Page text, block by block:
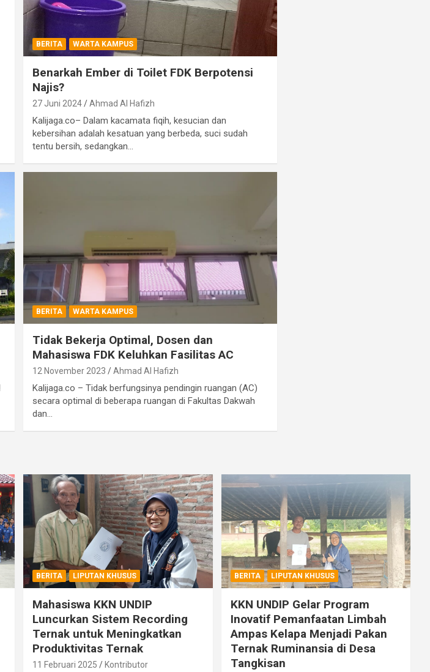
BERITA WARTA KAMPUS
Benarkah Ember di Toilet FDK Berpotensi
Najis?
27 Juni 2024 Ahmad Al Hafizh
Kalijaga.co– Dalam kacamata fiqih, kesucian dan
kebersihan adalah kesatuan yang berbeda, suci sudah
tentu bersih, sedangkan…
BERITA WARTA KAMPUS
Tidak Bekerja Optimal, Dosen dan
Mahasiswa FDK Keluhkan Fasilitas AC
12 November 2023 Ahmad Al Hafizh
Kalijaga.co – Tidak berfungsinya pendingin ruangan (AC)
secara optimal di beberapa ruangan di Fakultas Dakwah
dan…
BERITA LIPUTAN KHUSUS
Mahasiswa KKN UNDIP
Luncurkan Sistem Recording
Ternak untuk Meningkatkan
Produktivitas Ternak
11 Februari 2025 Kontributor
BERITA LIPUTAN KHUSUS
KKN UNDIP Gelar Program
Inovatif Pemanfaatan Limbah
Ampas Kelapa Menjadi Pakan
Ternak Ruminansia di Desa
Tangkisan